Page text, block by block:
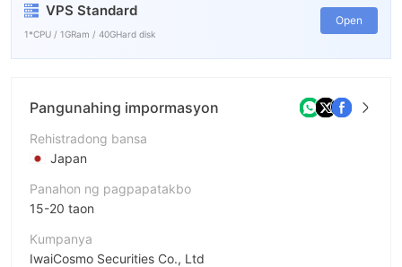
VPS Standard
1*CPU / 1GRam / 40GHard disk
Open
Pangunahing impormasyon
Rehistradong bansa
Japan
Panahon ng pagpapatakbo
15-20 taon
Kumpanya
IwaiCosmo Securities Co., Ltd